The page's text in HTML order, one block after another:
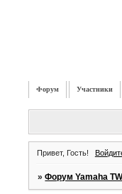
Форум Участники
Привет, Гость!
»Форум Yamaha